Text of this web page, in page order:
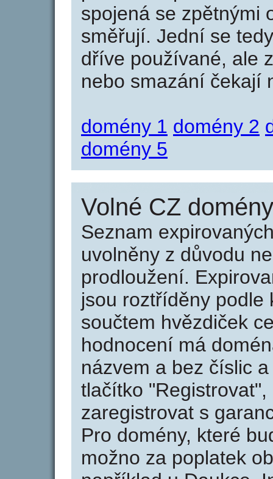
spojená se zpětnými
směřují. Jední se
dříve používané, ale
nebo smazání čekají
domény 1 domény 2
domény 5
Volné CZ
Seznam
uvolněny z důvodu
prodloužení.
jsou roztříděny podle
součtem hvězdiček
hodnocení má
názvem a bez číslic
tlačítko
zaregistrovat s
Pro domény, které
možno za poplatek